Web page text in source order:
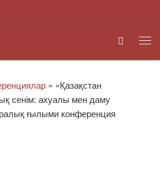
Search
» «Қазақстан
сенім: ахуалы мен даму
ғылыми конференция